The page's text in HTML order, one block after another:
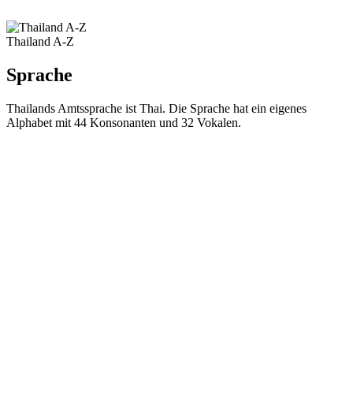
Thailand A-Z
Sprache
Thailands Amtssprache ist Thai. Die Sprache hat ein eigenes
Alphabet mit 44 Konsonanten und 32 Vokalen.